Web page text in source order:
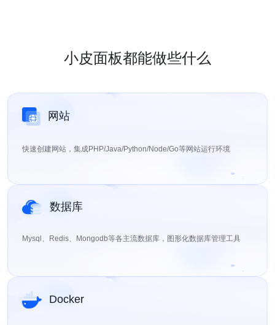
小皮面板都能做些什么
网站
快速创建网站，集成PHP/Java/Python/Node/Go等网站运行环境
数据库
Mysql、Redis、Mongodb等各主流数据库，图形化数据库管理工具
Docker